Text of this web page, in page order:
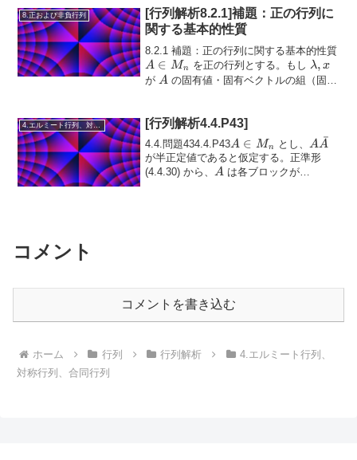
8.正および非負行列
[行列解析8.2.1]補題：正の行列に
関する基本的性質
8.2.1 補題：正の行列に関する基本的性質
A ∈ Mn を正の行列とする。もし
x
λ, x
が A
A の固有値・固有ベクトルの組（固有
4.エルミート行列、対称行列、合同行列 [行列解析4.4.P43]
4.4.問題434.4.P43A
\in
M_n
A ∈ Mn とし、 A
\bar{A}
AA
ˉ
が半正定値であると仮定する。正準形
(4.4.30) から、 A
A は各ブロックが
コメント
コメントを書き込む
ホーム 行列 行列解析
4.エルミート行列、
対称行列、合同行列